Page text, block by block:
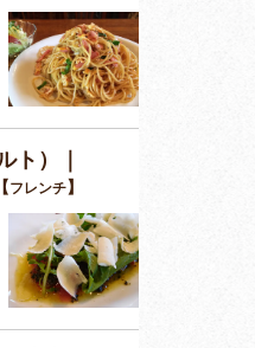
ト）｜
【フレンチ】